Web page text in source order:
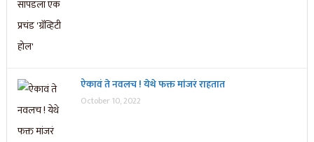
ऐकावं ते नवलच ! येथे फक्त मांजरं राहतात
October 10, 2022